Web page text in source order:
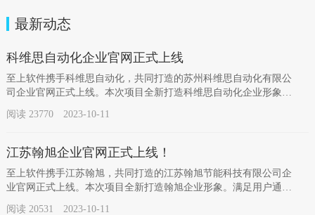
最新动态
科维思自动化企业官网正式上线
至上软件携手科维思自动化，共同打造的苏州科维思自动化有限公
司企业官网正式上线。本次项目全新打造科维思自动化企业形象。
满足用户通过PC端、手机端、ipad多终端无...
阅读 23770 2023-10-11
江苏翰旭企业官网正式上线！
至上软件携手江苏翰旭，共同打造的江苏翰旭节能科技有限公司企
业官网正式上线。本次项目全新打造翰旭企业形象。满足用户通过
PC端、手机端、ipad多终端无缝衔接，最大...
阅读 20531 2023-10-11